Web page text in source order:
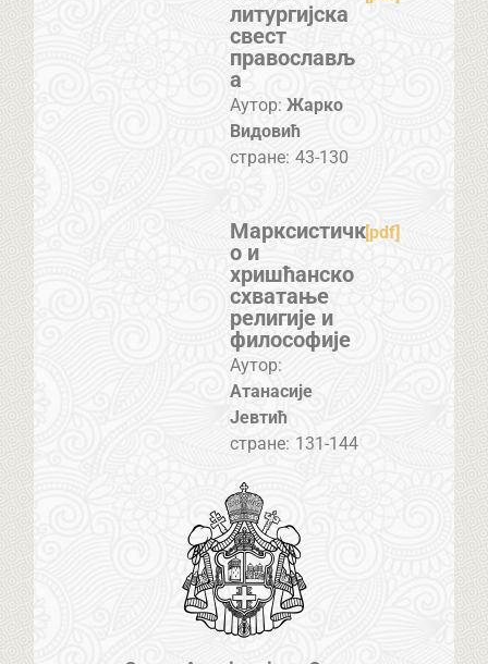
литургијска
свест
православљ
а
Аутор: Жарко
Видовић
стране: 43-130
Марксистичк
о и
хришћанско
схватање
религије и
философије
[pdf]
Аутор:
Атанасије
Јевтић
стране: 131-144